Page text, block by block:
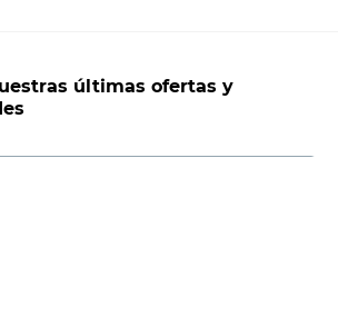
últimas ofertas y